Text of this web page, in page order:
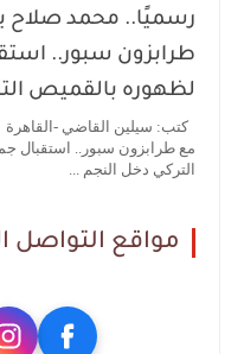
رسميًا.. محمد صلاح
طرابزون سبور..
لظهوره بالقميص
كتب: سيلين القاضي -القاهرة
مع طرابزون سبور.. استقبال
التركي دخل النجم ...
مواقع التواصل